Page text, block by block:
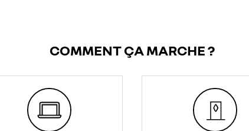
COMMENT ÇA MARCHE ?